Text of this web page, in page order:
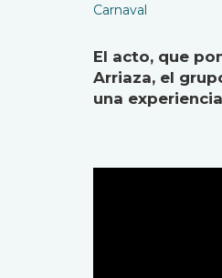
Carnaval
El acto, que
Arriaza, el
una